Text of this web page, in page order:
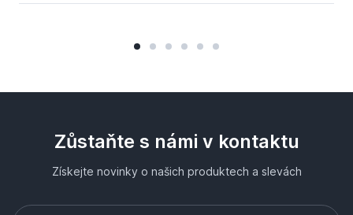
Zůstaňte s námi v kontaktu
Získejte novinky o našich produktech a slevách